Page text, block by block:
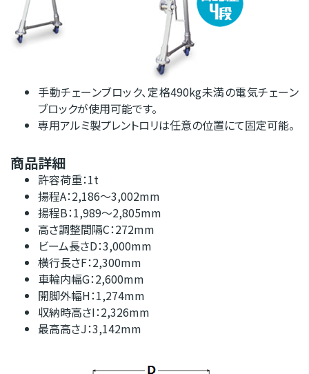
手動チェーンブロック、定格490kg未満の電気チェーン
ブロックが使用可能です。
専用アルミ製プレントロリは任意の位置にて固定可能。
商品詳細
許容荷重：1t
揚程A：2,186～3,002mm
揚程B：1,989～2,805mm
高さ調整間隔C：272mm
ビーム長さD：3,000mm
横行長さF：2,300mm
車輪内幅G：2,600mm
開脚外幅H：1,274mm
収納時高さI：2,326mm
最高高さJ：3,142mm